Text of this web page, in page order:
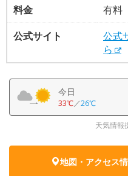
料金
有料
公式サイト
公式
ら
今日
33℃／26℃
天気情報
地図・アクセス